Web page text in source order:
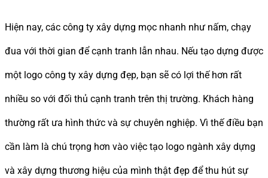
Hiện nay, các công ty xây dựng mọc nhanh như nấm, chạy
đua với thời gian để cạnh tranh lẫn nhau. Nếu tạo dựng được
một logo công ty xây dựng đẹp, bạn sẽ có lợi thế hơn rất
nhiều so với đối thủ cạnh tranh trên thị trường. Khách hàng
thường rất ưa hình thức và sự chuyên nghiệp. Vì thế điều bạn
cần làm là chú trọng hơn vào việc tạo logo ngành xây dựng
và xây dựng thương hiệu của mình thật đẹp để thu hút sự